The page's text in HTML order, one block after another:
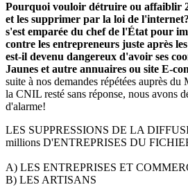
Pourquoi vouloir détruire ou affaiblir
et les supprimer par la loi de
s'est emparée du chef de l'État pour
contre les entrepreneurs juste après
est-il devenu dangereux d'avoir ses
Jaunes et autre annuaires ou site E-
suite à nos demandes répétées auprès
la CNIL resté sans réponse, nous avons
d'alarme!
LES SUPPRESSIONS DE LA
millions D'ENTREPRISES DU
A) LES ENTREPRISES ET
B) LES ARTISANS